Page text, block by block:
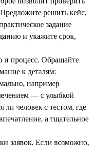
решить кейс,
задание
и укажите срок,
и процесс. Обращайте
к деталям:
например
— с улыбкой
ли человек с тестом, где
а тщательное
заявок. Если возможно,